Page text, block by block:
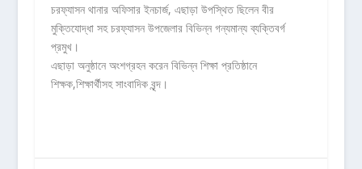
চরফ্যাসন থানার অফিসার ইনচার্জ, এছাড়া উপস্থিত ছিলেন বীর
মুক্তিযোদ্ধা সহ চরফ্যাসন উপজেলার বিভিন্ন গন্যমান্য ব্যক্তিবর্গ
প্রমুখ।
এছাড়া অনুষ্ঠানে অংশগ্রহন করেন বিভিন্ন শিক্ষা প্রতিষ্ঠানে
শিক্ষক,শিক্ষার্থীসহ সাংবাদিক বৃন্দ।